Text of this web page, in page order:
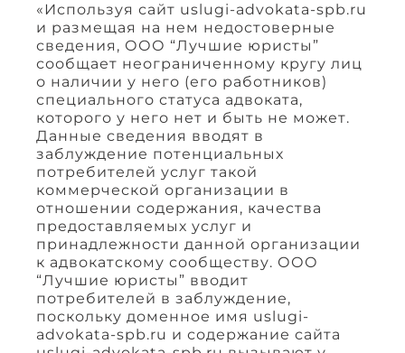
«Используя сайт uslugi-advokata-spb.ru
и размещая на нем недостоверные
сведения, ООО “Лучшие юристы”
сообщает неограниченному кругу лиц
о наличии у него (его работников)
специального статуса адвоката,
которого у него нет и быть не может.
Данные сведения вводят в
заблуждение потенциальных
потребителей услуг такой
коммерческой организации в
отношении содержания, качества
предоставляемых услуг и
принадлежности данной организации
к адвокатскому сообществу. ООО
“Лучшие юристы” вводит
потребителей в заблуждение,
поскольку доменное имя uslugi-
advokata-spb.ru и содержание сайта